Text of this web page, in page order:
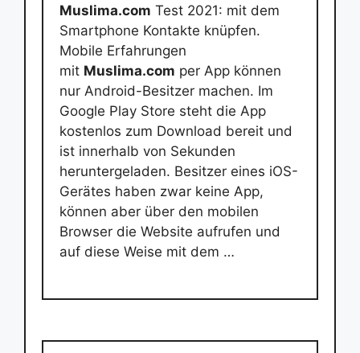
Muslima.com Test 2021: mit dem
Smartphone Kontakte knüpfen.
Mobile Erfahrungen
mit Muslima.com per App können
nur Android-Besitzer machen. Im
Google Play Store steht die App
kostenlos zum Download bereit und
ist innerhalb von Sekunden
heruntergeladen. Besitzer eines iOS-
Gerätes haben zwar keine App,
können aber über den mobilen
Browser die Website aufrufen und
auf diese Weise mit dem …